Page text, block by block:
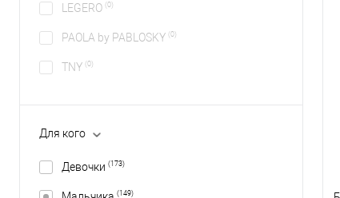
LEGERO (0)
PAOLA by PABLOSKY (0)
TNY (0)
Для кого
Девочки (173)
(149)